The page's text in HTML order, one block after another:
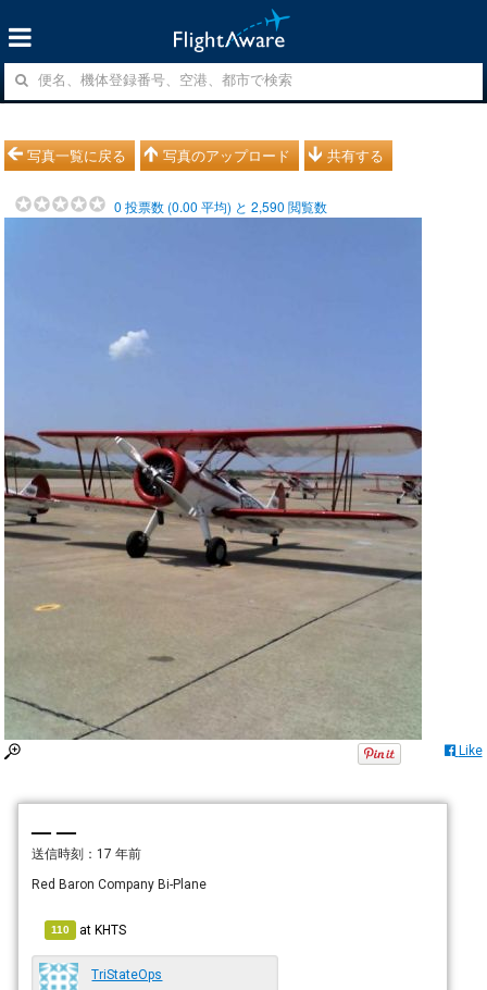
写真一覧に戻る 写真のアップロード 共有する
0 投票数 (0.00 平均) と2,590 閲覧数
Like
— —
送信時刻： 17 年前
Red Baron Company Bi-Plane
110 atKHTS
TriStateOps